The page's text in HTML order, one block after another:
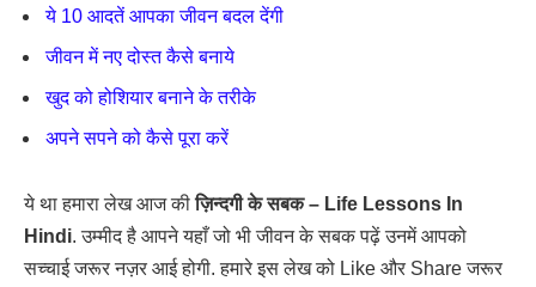
ये 10 आदतें आपका जीवन बदल देंगी
जीवन में नए दोस्त कैसे बनाये
खुद को होशियार बनाने के तरीके
अपने सपने को कैसे पूरा करें
ये था हमारा लेख आज कीज़िन्दगी के सबक – Life Lessons In
Hindi. उम्मीद है आपने यहाँ जो भी जीवन के सबक पढ़ें उनमें आपको
सच्चाई जरूर नज़र आई होगी. हमारे इस लेख को Like और Share जरूर